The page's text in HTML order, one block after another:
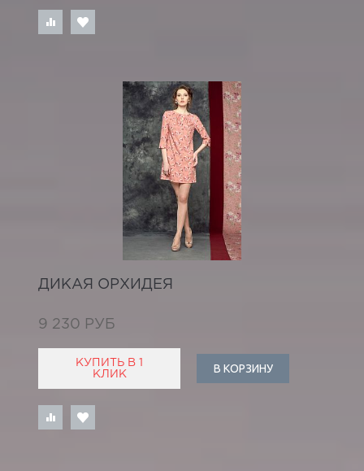
ДИКАЯ ОРХИДЕЯ
9 230 РУБ
КУПИТЬ В 1
КЛИК
В КОРЗИНУ